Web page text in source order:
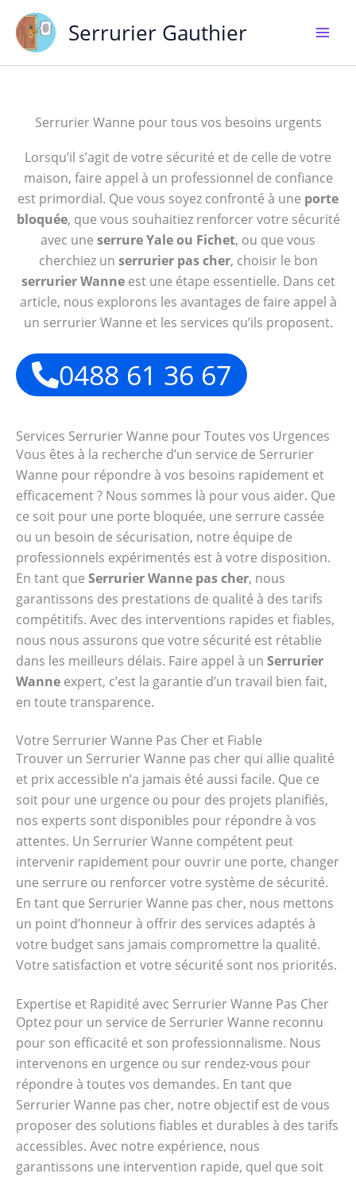
contenu
Serrurier Gauthier
Serrurier Wanne pour tous vos besoins urgents
Lorsqu’il s’agit de votre sécurité et de celle de votre
maison, faire appel à un professionnel de confiance
est primordial. Que vous soyez confronté à une porte
bloquée, que vous souhaitiez renforcer votre sécurité
avec une serrure Yale ou Fichet, ou que vous
cherchiez un serrurier pas cher, choisir le bon
serrurier Wanneest une étape essentielle. Dans cet
article, nous explorons les avantages de faire appel à
un serrurier Wanne et les services qu’ils proposent.
0488 61 36 67
Services Serrurier Wanne pour Toutes vos Urgences
Vous êtes à la recherche d’un service de Serrurier
Wanne pour répondre à vos besoins rapidement et
efficacement ? Nous sommes là pour vous aider. Que
ce soit pour une porte bloquée, une serrure cassée
ou un besoin de sécurisation, notre équipe de
professionnels expérimentés est à votre disposition.
En tant que Serrurier Wanne pas cher, nous
garantissons des prestations de qualité à des tarifs
compétitifs. Avec des interventions rapides et fiables,
nous nous assurons que votre sécurité est rétablie
dans les meilleurs délais. Faire appel à un Serrurier
Wanne expert, c’est la garantie d’un travail bien fait,
en toute transparence.
Votre Serrurier Wanne Pas Cher et Fiable
Trouver un Serrurier Wanne pas cher qui allie qualité
et prix accessible n’a jamais été aussi facile. Que ce
soit pour une urgence ou pour des projets planifiés,
nos experts sont disponibles pour répondre à vos
attentes. Un Serrurier Wanne compétent peut
intervenir rapidement pour ouvrir une porte, changer
une serrure ou renforcer votre système de sécurité.
En tant que Serrurier Wanne pas cher, nous mettons
un point d’honneur à offrir des services adaptés à
votre budget sans jamais compromettre la qualité.
Votre satisfaction et votre sécurité sont nos priorités.
Expertise et Rapidité avec Serrurier Wanne Pas Cher
Optez pour un service de Serrurier Wanne reconnu
pour son efficacité et son professionnalisme. Nous
intervenons en urgence ou sur rendez-vous pour
répondre à toutes vos demandes. En tant que
Serrurier Wanne pas cher, notre objectif est de vous
proposer des solutions fiables et durables à des tarifs
accessibles. Avec notre expérience, nous
garantissons une intervention rapide, quel que soit